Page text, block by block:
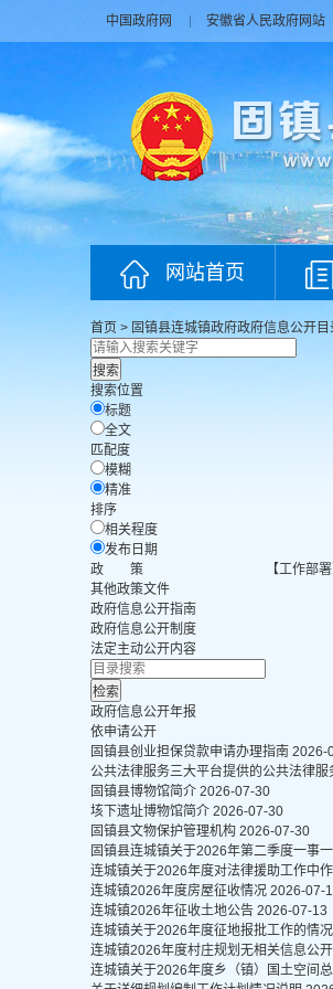
中国政府网 安徽省人民政府网站
网站首页
首页 > 固镇县连城镇政府政府信息公开目
搜索位置
标题
全文
匹配度
模糊
精准
排序
相关程度
发布日期
政 策
其他政策文件
政府信息公开指南
政府信息公开制度
法定主动公开内容
政府信息公开年报
依申请公开
【工作部
固镇县创业担保贷款申请办理指南 2026-
公共法律服务三大平台提供的公共法律
固镇县博物馆简介 2026-07-30
垓下遗址博物馆简介 2026-07-30
固镇县文物保护管理机构 2026-07-30
固镇县连城镇关于2026年第二季度一事
连城镇关于2026年度对法律援助工作中
连城镇2026年度房屋征收情况 2026-07-
连城镇2026年征收土地公告 2026-07-13
连城镇关于2026年度征地报批工作的情
连城镇2026年度村庄规划无相关信息公
连城镇关于2026年度乡（镇）国土空间